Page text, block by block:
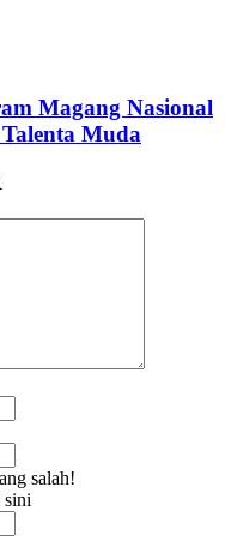
Magang Nasional
Muda
salah!
sini